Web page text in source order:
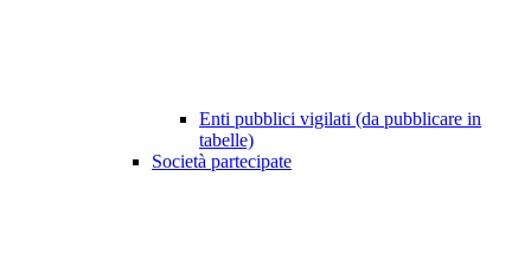
Enti pubblici vigilati (da pubblicare in
tabelle)
Società partecipate